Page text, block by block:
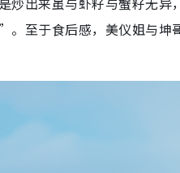
至于食后感，美仪姐与坤